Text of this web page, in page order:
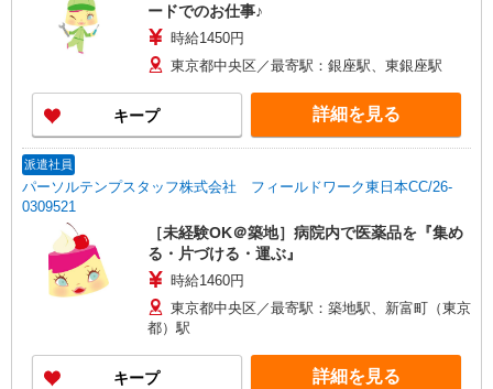
ードでのお仕事♪
時給1450円
東京都中央区／最寄駅：銀座駅、東銀座駅
キープ 詳細を見る
派遣社員
パーソルテンプスタッフ株式会社 フィールドワーク東日本CC/26-
0309521
［未経験OK＠築地］病院内で医薬品を『集め
る・片づける・運ぶ』
時給1460円
東京都中央区／最寄駅：築地駅、新富町（東京
都）駅
キープ 詳細を見る